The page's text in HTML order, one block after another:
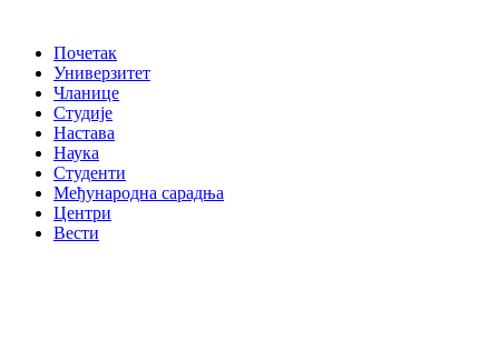
Почетак
Универзитет
Чланице
Студије
Настава
Наука
Студенти
Међународна сарадња
Центри
Вести